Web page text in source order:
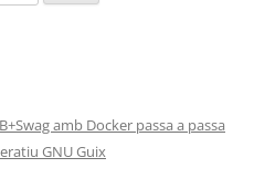
amb Docker passa a passa
GNU Guix